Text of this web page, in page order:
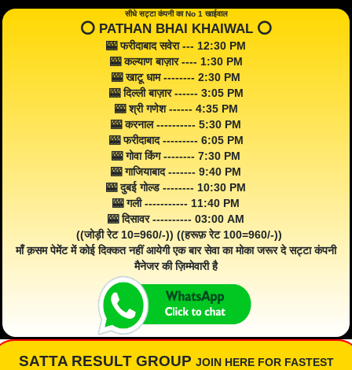
सीधे सट्टा कंपनी का No 1 खाईवाल
⭕️ PATHAN BHAI KHAIWAL ⭕️
🎰 फरीदाबाद सवेरा --- 12:30 PM
🎰 कल्याण बाज़ार ---- 1:30 PM
🎰 खाटू धाम -------- 2:30 PM
🎰 दिल्ली बाज़ार ------ 3:05 PM
🎰 श्री गणेश ------ 4:35 PM
🎰 करनाल ---------- 5:30 PM
🎰 फरीदाबाद --------- 6:05 PM
🎰 गोवा किंग -------- 7:30 PM
🎰 गाजियाबाद ------- 9:40 PM
🎰 दुबई गोल्ड -------- 10:30 PM
🎰 गली ----------- 11:40 PM
🎰 दिसावर ---------- 03:00 AM
((जोड़ी रेट 10=960/-)) ((हरूफ़ रेट 100=960/-))
माँ क़सम पेमेंट में कोई दिक्कत नहीं आयेगी एक बार सेवा का मोका जरूर दे सट्टा कंपनी
मैनेजर की ज़िम्मेवारी है
SATTA RESULT GROUP JOIN HERE FOR FASTEST